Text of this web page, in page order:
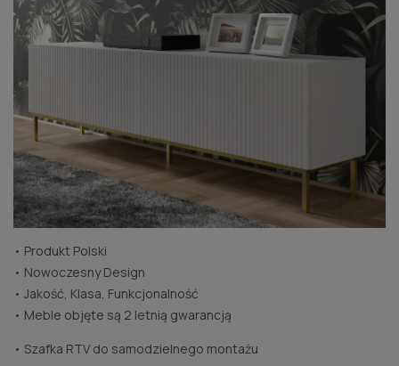
• Produkt Polski
• Nowoczesny Design
• Jakość, Klasa, Funkcjonalność
• Meble objęte są 2 letnią gwarancją
• Szafka RTV do samodzielnego montażu